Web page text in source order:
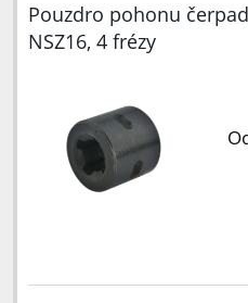
Pouzdro pohonu
NSZ16, 4 frézy